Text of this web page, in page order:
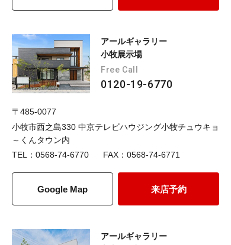
アールギャラリー
小牧展示場
Free Call
0120-19-6770
〒485-0077
小牧市西之島330 中京テレビハウジング小牧チュウキョ
～くんタウン内
TEL：0568-74-6770
FAX：0568-74-6771
Google Map 来店予約
アールギャラリー